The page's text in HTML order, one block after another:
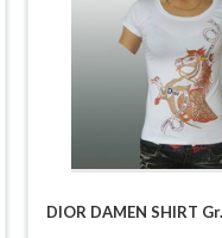
DIOR DAMEN SHIRT